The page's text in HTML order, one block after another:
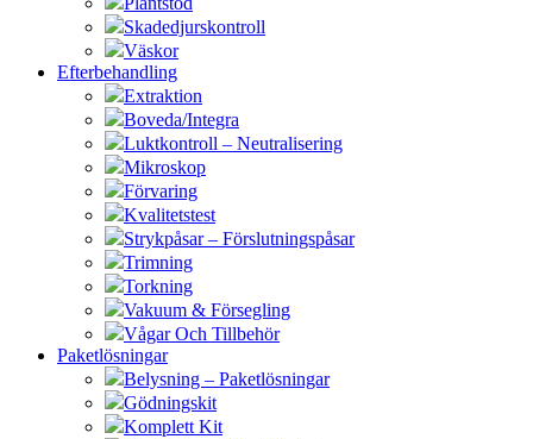
Skadedjurskontroll
Väskor
Efterbehandling
Extraktion
Boveda/Integra
Luktkontroll – Neutralisering
Mikroskop
Förvaring
Kvalitetstest
Strykpåsar – Förslutningspåsar
Trimning
Torkning
Vakuum & Försegling
Vågar Och Tillbehör
Paketlösningar
Belysning – Paketlösningar
Gödningskit
Komplett Kit